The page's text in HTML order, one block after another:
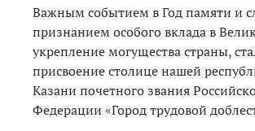
Важным событием в Год памяти и
признанием особого вклада в
укрепление могущества страны,
присвоение столице нашей
Казани почетного звания
Федерации «Город трудовой